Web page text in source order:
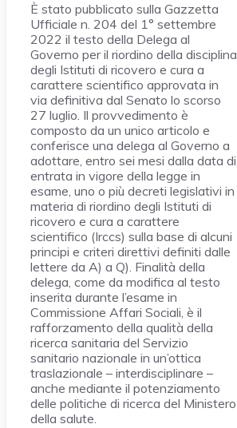
È stato pubblicato sulla Gazzetta
Ufficiale n. 204 del 1° settembre
2022 il testo della Delega al
Governo per il riordino della disciplina
degli Istituti di ricovero e cura a
carattere scientifico approvata in
via definitiva dal Senato lo scorso
27 luglio. Il provvedimento è
composto da un unico articolo e
conferisce una delega al Governo a
adottare, entro sei mesi dalla data di
entrata in vigore della legge in
esame, uno o più decreti legislativi in
materia di riordino degli Istituti di
ricovero e cura a carattere
scientifico (Irccs) sulla base di alcuni
principi e criteri direttivi definiti dalle
lettere da A) a Q). Finalità della
delega, come da modifica al testo
inserita durante l’esame in
Commissione Affari Sociali, è il
rafforzamento della qualità della
ricerca sanitaria del Servizio
sanitario nazionale in un’ottica
traslazionale – interdisciplinare –
anche mediante il potenziamento
delle politiche di ricerca del Ministero
della salute.